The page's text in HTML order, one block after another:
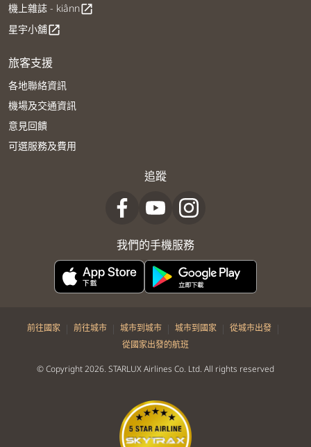
機上雜誌 - kiânnopen_in_new
星宇小舖open_in_new
旅客支援
各地聯絡資訊
機場及交通資訊
意見回饋
可選服務及費用
追蹤
我們的手機服務
前往國家 | 前往城市 | 城市到城市 | 城市到國家 | 從城市出發 |
從國家出發的航班
© Copyright 2026. STARLUX Airlines Co. Ltd. All rights reserved